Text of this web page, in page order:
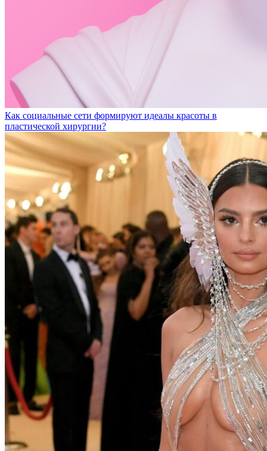
Как социальные сети формируют идеалы красоты в
пластической хирургии?